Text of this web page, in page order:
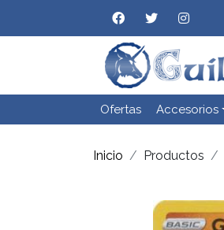
Ofertas Accesorios
Inicio Productos